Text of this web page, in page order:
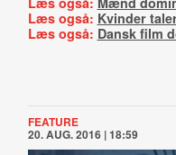
Læs også: Kvinder
Læs også: Dansk film
FEATURE
20. AUG. 2016 | 18:59